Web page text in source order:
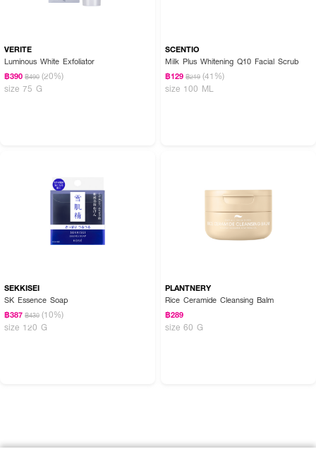
VERITE
Luminous White Exfoliator
฿390 ฿490 (20%)
size 75 G
SCENTIO
Milk Plus Whitening Q10 Facial Scrub
฿129 ฿219 (41%)
size 100 ML
SEKKISEI
SK Essence Soap
฿387 ฿430 (10%)
size 120 G
PLANTNERY
Rice Ceramide Cleansing Balm
฿289
size 60 G